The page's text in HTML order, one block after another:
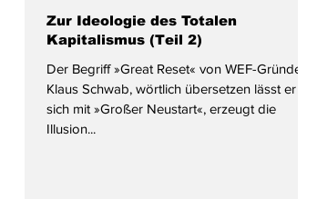
Zur Ideologie des Totalen
Kapitalismus (Teil 2)
Der Begriff »Great Reset« von WEF-Gründer
Klaus Schwab, wörtlich übersetzen lässt er
sich mit »Großer Neustart«, erzeugt die
Illusion...